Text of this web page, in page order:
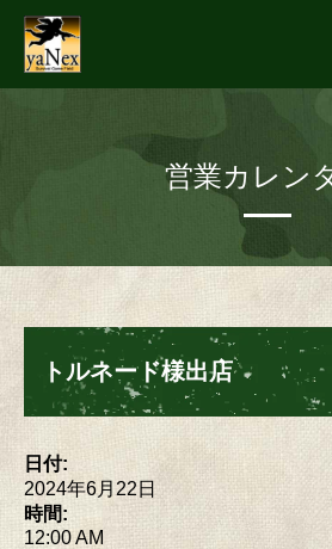
営業カレン
トルネード様出店
日付:
2024年6月22日
時間:
12:00 AM